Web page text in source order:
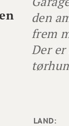
den
frem
Der
LAND: